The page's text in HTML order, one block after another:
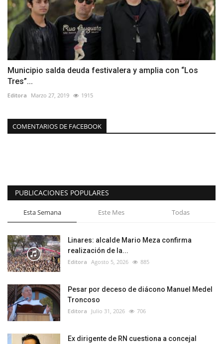
Municipio salda deuda festivalera y amplia con “Los
Tres”...
Editora Marzo 27, 2019 1915
COMENTARIOS DE FACEBOOK
PUBLICACIONES POPULARES
Esta Semana Este Mes Todas
Linares: alcalde Mario Meza confirma
realización de la...
Editora Agosto 5, 2026 885
Pesar por deceso de diácono Manuel Medel
Troncoso
Editora Julio 31, 2026 706
Ex dirigente de RN cuestiona a concejal